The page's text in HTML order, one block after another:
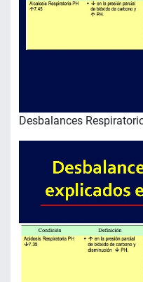
Desbalances